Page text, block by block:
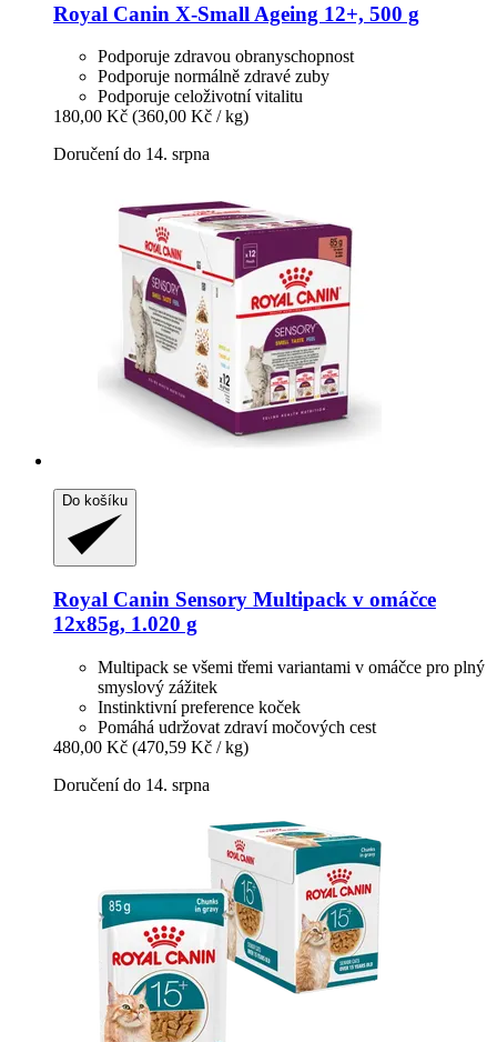
Royal Canin X-​Small Ageing 12+, 500 g
Podporuje zdravou obranyschopnost
Podporuje normálně zdravé zuby
Podporuje celoživotní vitalitu
180,00 Kč (360,00 Kč / kg)
Doručení do 14. srpna
Do košíku
Royal Canin Sensory Multipack v omáčce
12x85g, 1.020 g
Multipack se všemi třemi variantami v omáčce pro plný
smyslový zážitek
Instinktivní preference koček
Pomáhá udržovat zdraví močových cest
480,00 Kč (470,59 Kč / kg)
Doručení do 14. srpna